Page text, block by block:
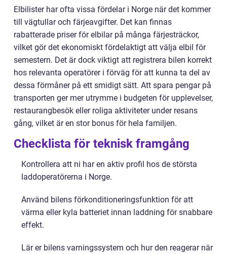
Elbilister har ofta vissa fördelar i Norge när det kommer
till vägtullar och färjeavgifter. Det kan finnas
rabatterade priser för elbilar på många färjesträckor,
vilket gör det ekonomiskt fördelaktigt att välja elbil för
semestern. Det är dock viktigt att registrera bilen korrekt
hos relevanta operatörer i förväg för att kunna ta del av
dessa förmåner på ett smidigt sätt. Att spara pengar på
transporten ger mer utrymme i budgeten för upplevelser,
restaurangbesök eller roliga aktiviteter under resans
gång, vilket är en stor bonus för hela familjen.
Checklista för teknisk framgång
Kontrollera att ni har en aktiv profil hos de största
laddoperatörerna i Norge.
Använd bilens förkonditioneringsfunktion för att
värma eller kyla batteriet innan laddning för snabbare
effekt.
Lär er bilens varningssystem och hur den reagerar när